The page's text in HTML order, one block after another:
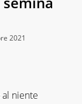
2021
niente